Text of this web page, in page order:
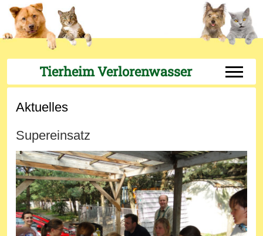
Tierheim Verlorenwasser Off-
Aktuelles
Supereinsatz